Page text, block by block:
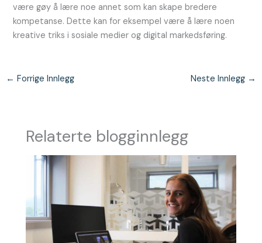
være gøy å lære noe annet som kan skape bredere
kompetanse. Dette kan for eksempel være å lære noen
kreative triks i sosiale medier og digital markedsføring.
← Forrige Innlegg Neste Innlegg →
Relaterte blogginnlegg